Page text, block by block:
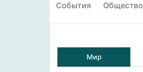
События Общество
Мир